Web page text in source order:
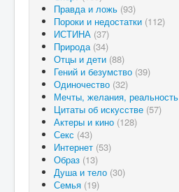
Правда и ложь (93)
Пороки и недостатки (112)
ИСТИНА (37)
Природа (34)
Отцы и дети (88)
Гений и безумство (39)
Одиночество (32)
Мечты, желания, реальность
Цитаты об искусстве (57)
Актеры и кино (128)
Секс (43)
Интернет (53)
Образ (13)
Душа и тело (30)
Семья (19)